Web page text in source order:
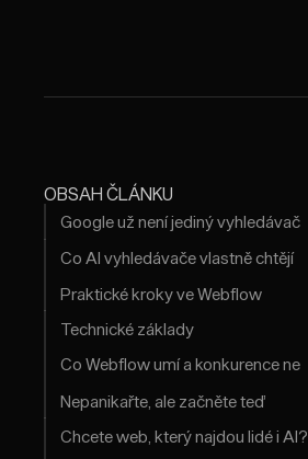
OBSAH ČLÁNKU
Google už není jediný vyhledávač
Co AI vyhledávače vlastně chtějí
Praktické kroky ve Webflow
Technické základy
Co Webflow umí a konkurence ne
Nepanikařte, ale začněte teď
Chcete web, který najdou lidé i AI?